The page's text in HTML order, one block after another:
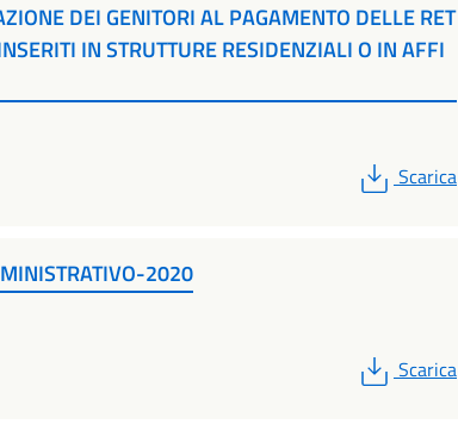
DEI GENITORI AL PAGAMENTO DELLE RET
IN STRUTTURE RESIDENZIALI O IN AFFI
PDF
Scarica
2020
PDF
Scarica